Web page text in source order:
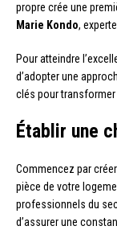
propre crée une
Marie Kondo,
Pour atteindre
d’adopter une
clés pour transformer
Établir une
Commencez par
pièce de votre
professionnels du
d’assurer une